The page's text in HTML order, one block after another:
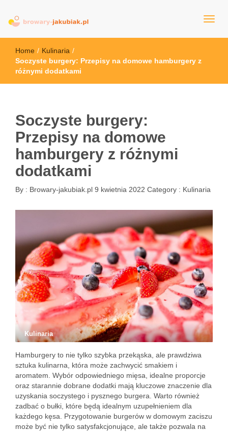
browary-jakubiak.pl
Home / Kulinaria /
Soczyste burgery: Przepisy na domowe hamburgery z
różnymi dodatkami
Soczyste burgery:
Przepisy na domowe
hamburgery z różnymi
dodatkami
By : Browary-jakubiak.pl 9 kwietnia 2022 Category : Kulinaria
Kulinaria
Hamburgery to nie tylko szybka przekąska, ale prawdziwa
sztuka kulinarna, która może zachwycić smakiem i
aromatem. Wybór odpowiedniego mięsa, idealne proporcje
oraz starannie dobrane dodatki mają kluczowe znaczenie dla
uzyskania soczystego i pysznego burgera. Warto również
zadbać o bułki, które będą idealnym uzupełnieniem dla
każdego kęsa. Przygotowanie burgerów w domowym zaciszu
może być nie tylko satysfakcjonujące, ale także pozwala na